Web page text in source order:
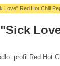
Love" Red Hot Chili
profil Red Hot